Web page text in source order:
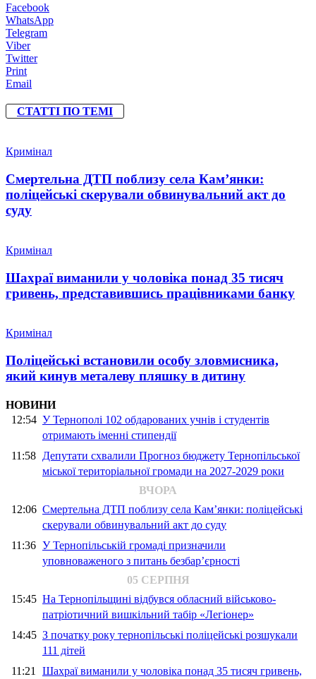
Facebook
WhatsApp
Telegram
Viber
Twitter
Print
Email
СТАТТІ ПО ТЕМІ
Кримінал
Смертельна ДТП поблизу села Кам’янки:
поліцейські скерували обвинувальний акт до
суду
Кримінал
Шахраї виманили у чоловіка понад 35 тисяч
гривень, представившись працівниками банку
Кримінал
Поліцейські встановили особу зловмисника,
який кинув металеву пляшку в дитину
НОВИНИ
12:54 У Тернополі 102 обдарованих учнів і студентів
отримають іменні стипендії
11:58 Депутати схвалили Прогноз бюджету Тернопільської
міської територіальної громади на 2027-2029 роки
ВЧОРА
12:06 Смертельна ДТП поблизу села Кам’янки: поліцейські
скерували обвинувальний акт до суду
11:36 У Тернопільській громаді призначили
уповноваженого з питань безбар’єрності
05 СЕРПНЯ
15:45 На Тернопільщині відбувся обласний військово-
патріотичний вишкільний табір «Легіонер»
14:45 З початку року тернопільські поліцейські розшукали
111 дітей
11:21 Шахраї виманили у чоловіка понад 35 тисяч гривень,